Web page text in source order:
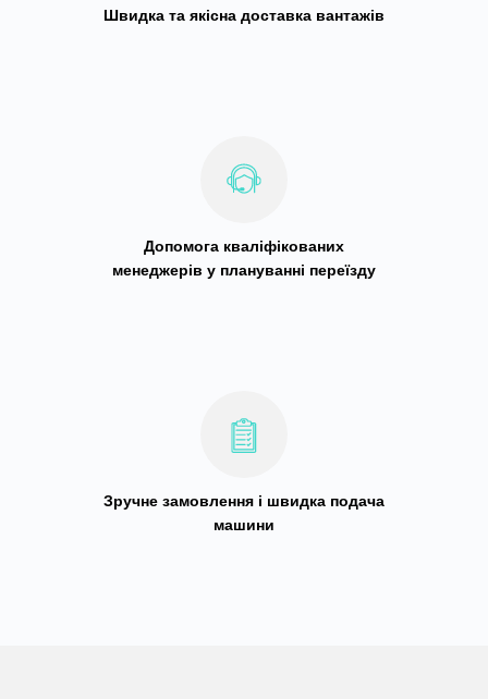
Швидка та якісна доставка вантажів
Допомога кваліфікованих
менеджерів у плануванні переїзду
Зручне замовлення і швидка подача
машини